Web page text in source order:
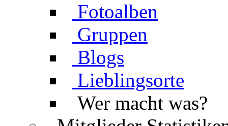
Fotoalben
Gruppen
Blogs
Lieblingsorte
Wer macht was?